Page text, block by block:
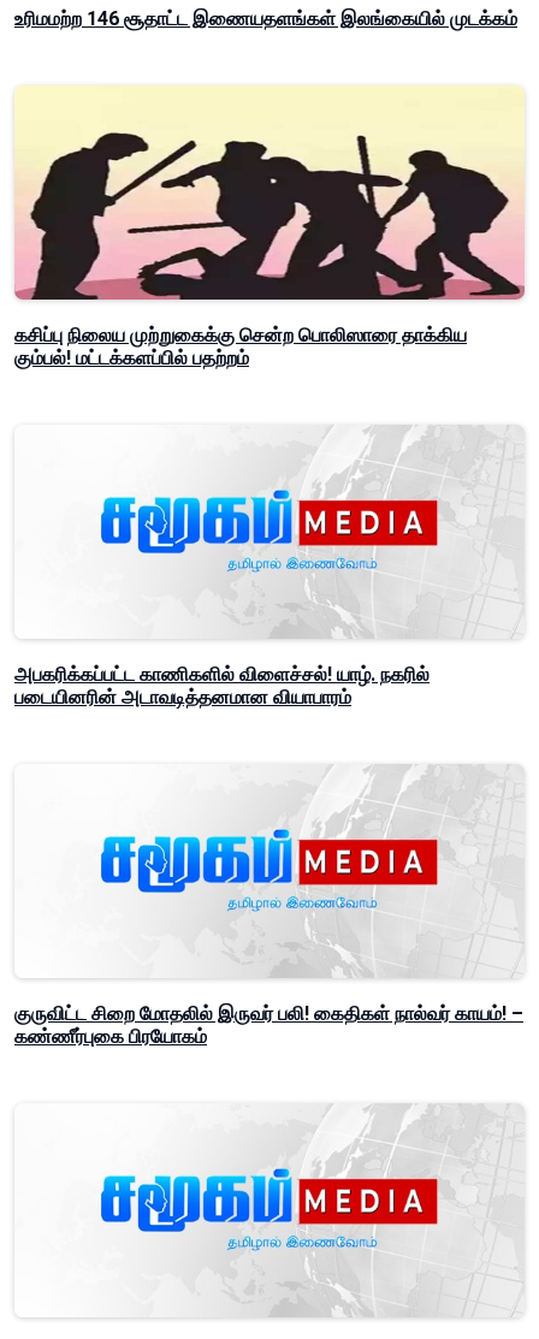
உரிமமற்ற 146 சூதாட்ட இணையதளங்கள் இலங்கையில் முடக்கம்
கசிப்பு நிலைய முற்றுகைக்கு சென்ற பொலிஸாரை தாக்கிய
கும்பல்! மட்டக்களப்பில் பதற்றம்
அபகரிக்கப்பட்ட காணிகளில் விளைச்சல்! யாழ். நகரில்
படையினரின் அடாவடித்தனமான வியாபாரம்
குருவிட்ட சிறை மோதலில் இருவர் பலி! கைதிகள் நால்வர் காயம்! –
கண்ணீர்புகை பிரயோகம்